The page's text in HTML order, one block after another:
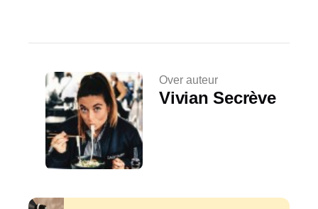
Over auteur
Vivian Secrève